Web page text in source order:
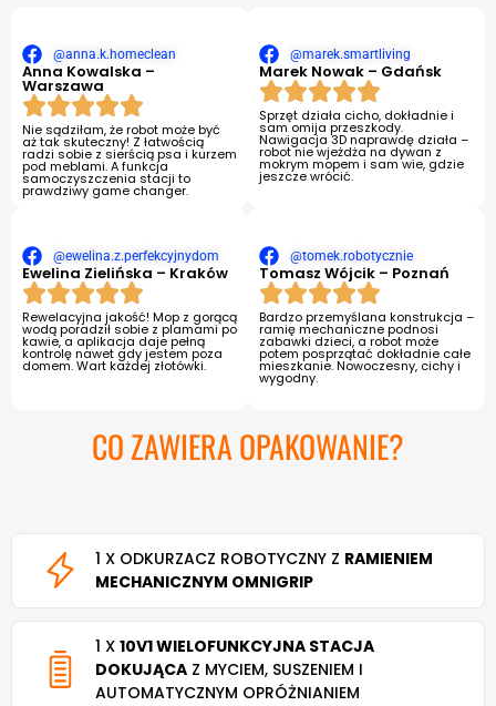
@anna.k.homeclean
Anna Kowalska –
Warszawa
Nie sądziłam, że robot może być
aż tak skuteczny! Z łatwością
radzi sobie z sierścią psa i kurzem
pod meblami. A funkcja
samoczyszczenia stacji to
prawdziwy game changer.
@marek.smartliving
Marek Nowak – Gdańsk
Sprzęt działa cicho, dokładnie i
sam omija przeszkody.
Nawigacja 3D naprawdę działa –
robot nie wjeżdża na dywan z
mokrym mopem i sam wie, gdzie
jeszcze wrócić.
@ewelina.z.perfekcyjnydom
Ewelina Zielińska – Kraków
Rewelacyjna jakość! Mop z gorącą
wodą poradził sobie z plamami po
kawie, a aplikacja daje pełną
kontrolę nawet gdy jestem poza
domem. Wart każdej złotówki.
@tomek.robotycznie
Tomasz Wójcik – Poznań
Bardzo przemyślana konstrukcja –
ramię mechaniczne podnosi
zabawki dzieci, a robot może
potem posprzątać dokładnie całe
mieszkanie. Nowoczesny, cichy i
wygodny.
CO ZAWIERA OPAKOWANIE?
1 X ODKURZACZ ROBOTYCZNY Z RAMIENIEM
MECHANICZNYM OMNIGRIP
1 X 10V1 WIELOFUNKCYJNA STACJA
DOKUJĄCAZ MYCIEM, SUSZENIEM I
AUTOMATYCZNYM OPRÓŻNIANIEM